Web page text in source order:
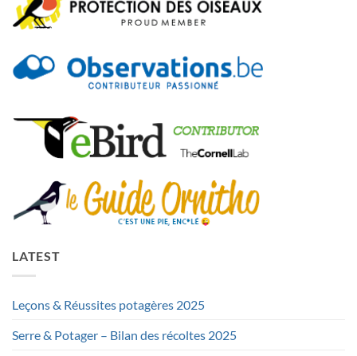
LATEST
Leçons & Réussites potagères 2025
Serre & Potager – Bilan des récoltes 2025